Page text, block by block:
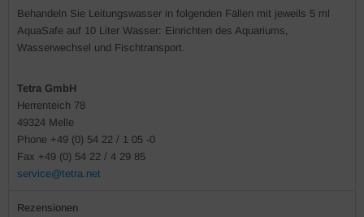
Behandeln Sie Leitungswasser in folgenden Fällen mit jeweils 5 ml
AquaSafe auf 10 Liter Wasser: Einrichten des Aquariums,
Wasserwechsel und Fischtransport.
Tetra GmbH
Herrenteich 78
49324 Melle
Phone +49 (0) 54 22 / 1 05 -0
Fax +49 (0) 54 22 / 4 29 85
service@tetra.net
Rezensionen